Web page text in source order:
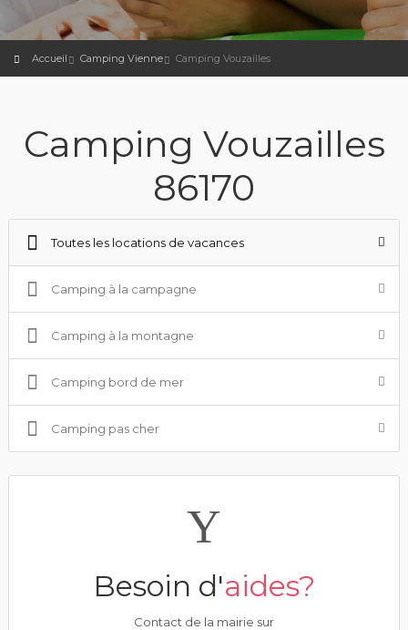
Accueil Camping Vienne Camping Vouzailles
Camping Vouzailles
86170
Toutes les locations de vacances
Camping à la campagne
Camping à la montagne
Camping bord de mer
Camping pas cher
Besoin d'aides?
Contact de la mairie sur